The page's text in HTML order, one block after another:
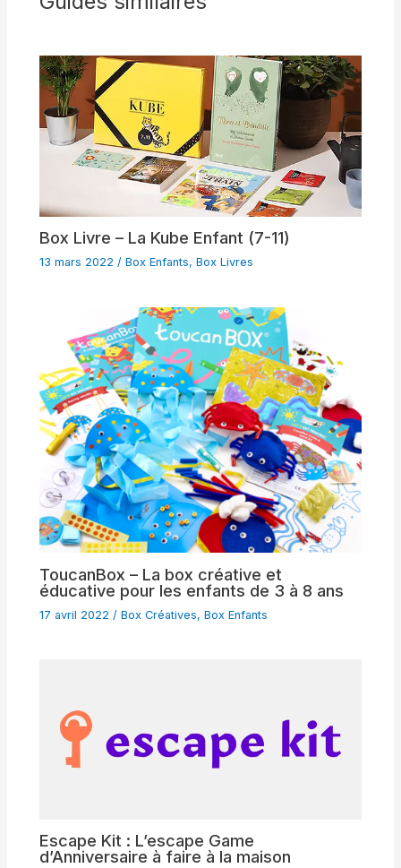
Box Livre – La Kube Enfant (7-11)
13 mars 2022/Box Enfants,Box Livres
ToucanBox – La box créative et
éducative pour les enfants de 3 à 8 ans
17 avril 2022 /Box Créatives,Box Enfants
Escape Kit : L’escape Game
d’Anniversaire à faire à la maison